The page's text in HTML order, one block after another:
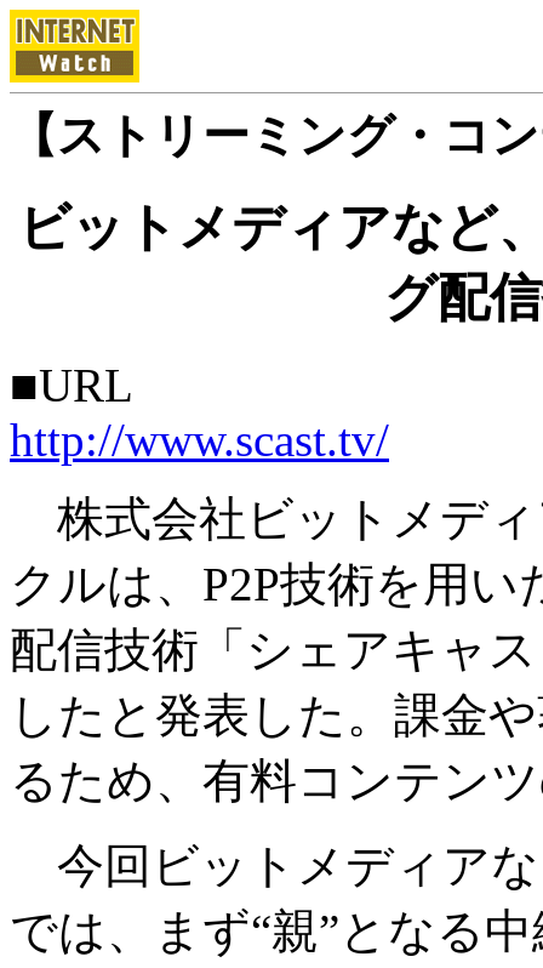
【ストリーミング・コ
ビットメディアなど
グ配
■URL
http://www.scast.tv/
株式会社ビットメデ
クルは、P2P技術を用
配信技術「シェアキャ
したと発表した。課金
るため、有料コンテン
今回ビットメディア
では、まず“親”となる